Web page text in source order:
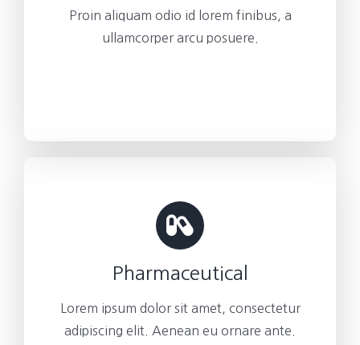
Proin aliquam odio id lorem finibus, a
ullamcorper arcu posuere.
Pharmaceutical
Lorem ipsum dolor sit amet, consectetur
adipiscing elit. Aenean eu ornare ante.